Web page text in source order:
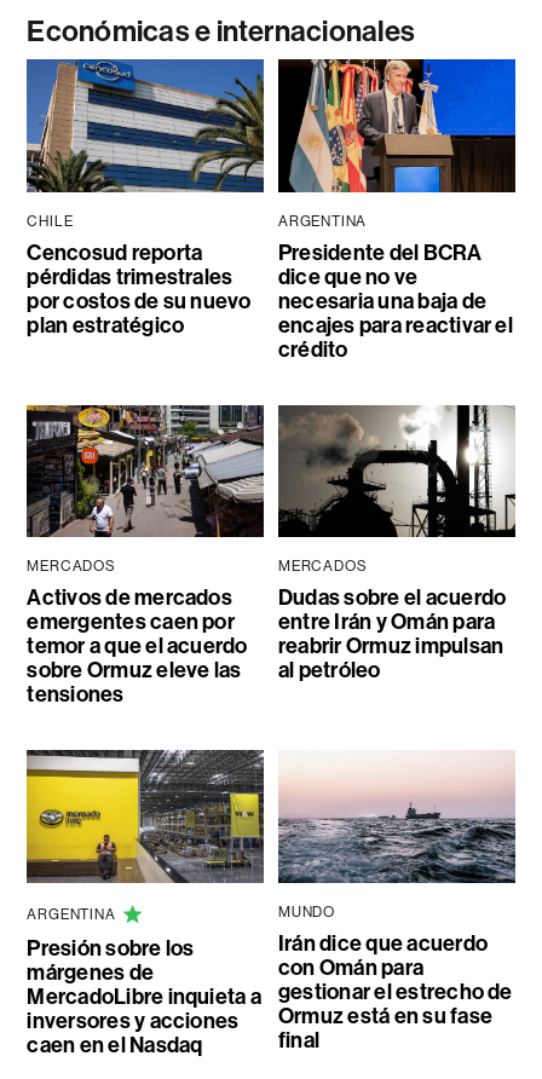
Económicas e internacionales
CHILE
Cencosud reporta
pérdidas trimestrales
por costos de su nuevo
plan estratégico
ARGENTINA
Presidente del BCRA
dice que no ve
necesaria una baja de
encajes para reactivar el
crédito
MERCADOS
Activos de mercados
emergentes caen por
temor a que el acuerdo
sobre Ormuz eleve las
tensiones
MERCADOS
Dudas sobre el acuerdo
entre Irán y Omán para
reabrir Ormuz impulsan
al petróleo
ARGENTINA
Presión sobre los
márgenes de
MercadoLibre inquieta a
inversores y acciones
caen en el Nasdaq
MUNDO
Irán dice que acuerdo
con Omán para
gestionar el estrecho de
Ormuz está en su fase
final